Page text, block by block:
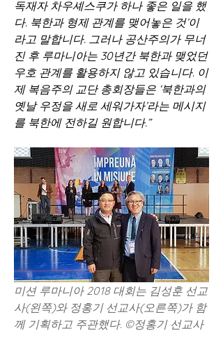
독재자 차우셰스쿠가 하나 좋은 일을 했
다. 북한과 형제 관계를 맺어놓은 것’이
라고 말합니다. 그러나 공산주의가 무너
진 후 루마니아는 30년간 북한과 맺었던
우호 관계를 활용하지 않고 있습니다. 이
제 복음주의 교단 총회장들은 ‘북한과의
옛날 우정을 새로 세워가자’라는 메시지
를 북한에 전하길 원합니다.”
미션 루마니아 2018 대회는 김성훈 선교
사(왼쪽)와 정홍기 선교사(오른쪽)가 함
께 기획하고 주관했다. ©정홍기 선교사